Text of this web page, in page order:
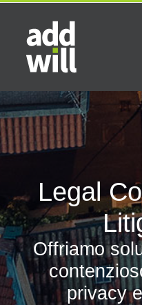
Skip
content
Legal
Offriamo
privacy